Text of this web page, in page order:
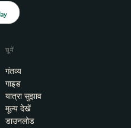
घूमें
गंतव्य
गाइड
यात्रा सुझाव
मूल्य देखें
डाउनलोड